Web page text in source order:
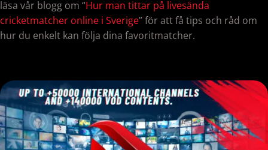
läsa vår blogg om “Hur man tittar på livesända
cricketmatcher online i Sverige” för att få tips och råd om
hur du enkelt kan följa dina favoritmatcher.